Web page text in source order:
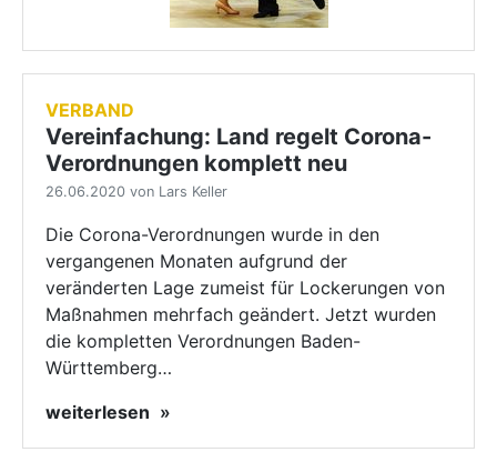
VERBAND
Vereinfachung: Land regelt Corona-
Verordnungen komplett neu
26.06.2020 von Lars Keller
Die Corona-Verordnungen wurde in den
vergangenen Monaten aufgrund der
veränderten Lage zumeist für Lockerungen von
Maßnahmen mehrfach geändert. Jetzt wurden
die kompletten Verordnungen Baden-
Württemberg…
weiterlesen